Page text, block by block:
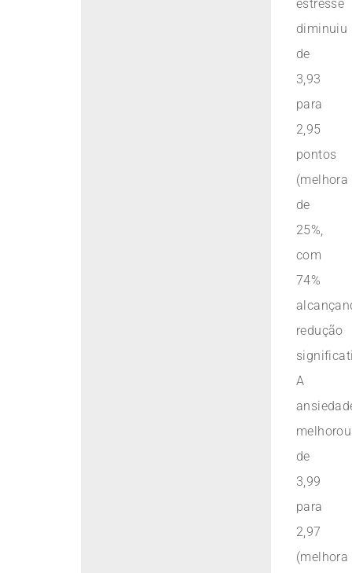
estresse
diminuiu
de
3,93
para
2,95
pontos
(melhora
de
25%,
com
74%
redução
A
melhorou
de
3,99
para
2,97
(melhora